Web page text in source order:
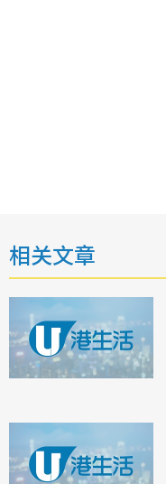
相关文章